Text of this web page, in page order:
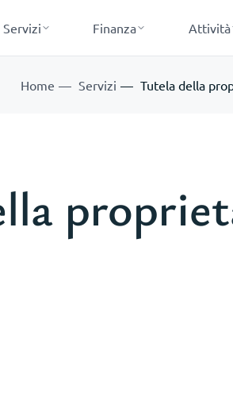
Servizi Finanza Attività
Home Servizi Tutela della